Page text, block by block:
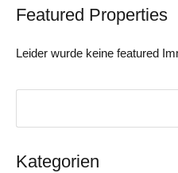
Featured Properties
Leider wurde keine featured
Kategorien